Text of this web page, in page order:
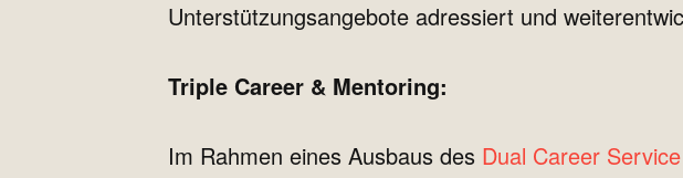
Unterstützungsangebote adressiert und
Triple Career & Mentoring:
Im Rahmen eines Ausbaus des Dual Career Service